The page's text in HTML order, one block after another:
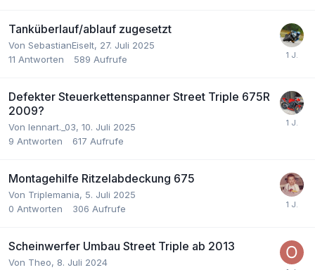
Tanküberlauf/ablauf zugesetzt
Von SebastianEiselt, 27. Juli 2025
11 Antworten 589 Aufrufe
Defekter Steuerkettenspanner Street Triple 675R
2009?
Von lennart._03, 10. Juli 2025
9 Antworten 617 Aufrufe
Montagehilfe Ritzelabdeckung 675
Von Triplemania, 5. Juli 2025
0 Antworten 306 Aufrufe
Scheinwerfer Umbau Street Triple ab 2013
Von Theo, 8. Juli 2024